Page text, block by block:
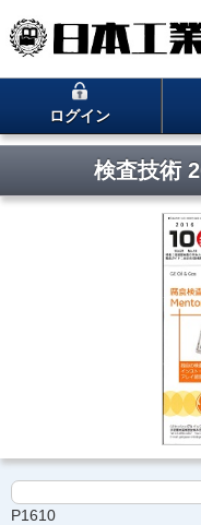
ログイン
検査技術
P1610